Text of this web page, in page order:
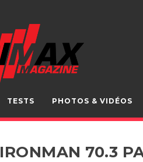
TESTS PHOTOS & VIDÉOS
IRONMAN 70.3